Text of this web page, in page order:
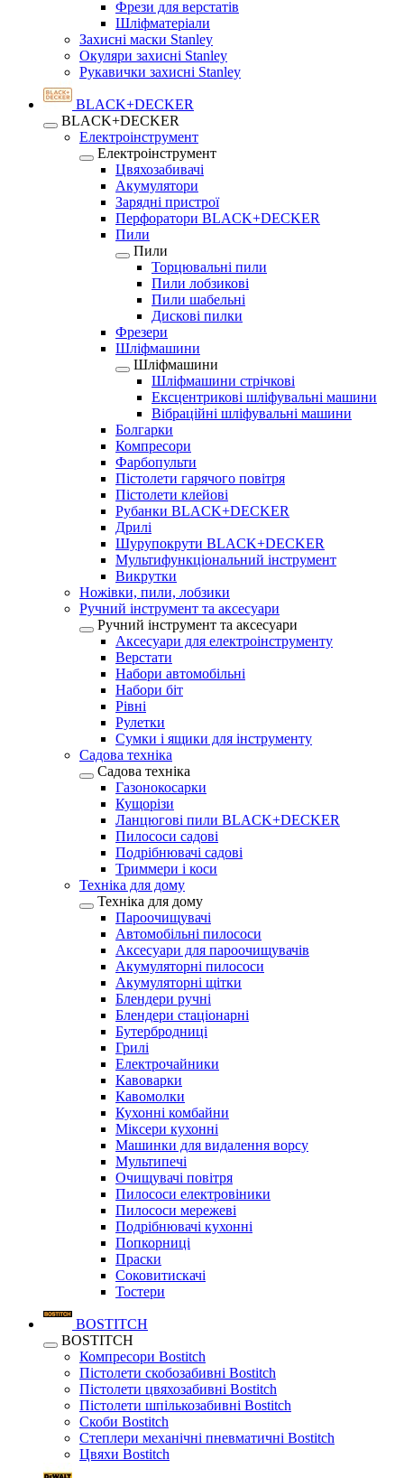
Фрези для верстатів
Шліфматеріали
Захисні маски Stanley
Окуляри захисні Stanley
Рукавички захисні Stanley
BLACK+DECKER
BLACK+DECKER
Електроінструмент
Електроінструмент
Цвяхозабивачі
Акумулятори
Зарядні пристрої
Перфоратори BLACK+DECKER
Пили
Пили
Торцювальні пили
Пили лобзикові
Пили шабельні
Дискові пилки
Фрезери
Шліфмашини
Шліфмашини
Шліфмашини стрічкові
Ексцентрикові шліфувальні машини
Вібраційні шліфувальні машини
Болгарки
Компресори
Фарбопульти
Пістолети гарячого повітря
Пістолети клейові
Рубанки BLACK+DECKER
Дрилі
Шурупокрути BLACK+DECKER
Мультифункціональний інструмент
Викрутки
Ножівки, пили, лобзики
Ручний інструмент та аксесуари
Ручний інструмент та аксесуари
Аксесуари для електроінструменту
Верстати
Набори автомобільні
Набори біт
Рівні
Рулетки
Сумки і ящики для інструменту
Садова техніка
Садова техніка
Газонокосарки
Кущорізи
Ланцюгові пили BLACK+DECKER
Пилососи садові
Подрібнювачі садові
Триммери і коси
Техніка для дому
Техніка для дому
Пароочищувачі
Автомобільні пилососи
Аксесуари для пароочищувачів
Акумуляторні пилососи
Акумуляторні щітки
Блендери ручні
Блендери стаціонарні
Бутербродниці
Грилі
Електрочайники
Кавоварки
Кавомолки
Кухонні комбайни
Міксери кухонні
Машинки для видалення ворсу
Мультипечі
Очищувачі повітря
Пилососи електровіники
Пилососи мережеві
Подрібнювачі кухонні
Попкорниці
Праски
Соковитискачі
Тостери
BOSTITCH
BOSTITCH
Компресори Bostitch
Пістолети скобозабивні Bostitch
Пістолети цвяхозабивні Bostitch
Пістолети шпількозабивні Bostitch
Скоби Bostitch
Степлери механічні пневматичні Bostitch
Цвяхи Bostitch